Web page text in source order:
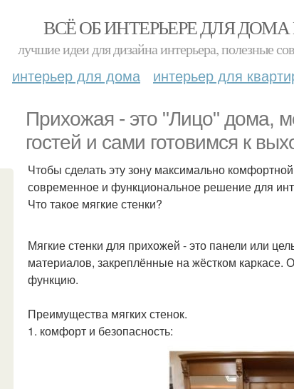
ВСЁ ОБ ИНТЕРЬЕРЕ ДЛЯ
лучшие идеи для дизайна интерьера, полезные
интерьер для дома интерьер для
Прихожая - это "Лицо" дома,
гостей и сами готовимся к
Чтобы сделать эту зону максимально
современное и функциональное решение для
Что такое мягкие стенки?
Мягкие стенки для прихожей - это панели или
материалов, закреплённые на жёстком каркасе.
функцию.
Преимущества мягких стенок.
1. комфорт и безопасность: